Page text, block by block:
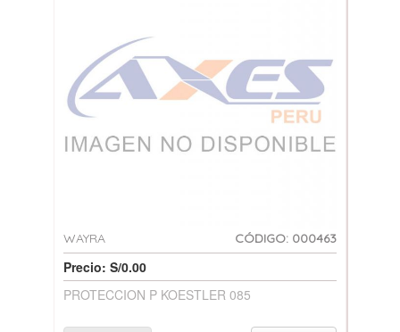
WAYRA CÓDIGO: 000463
Precio: S/0.00
PROTECCION P KOESTLER 085